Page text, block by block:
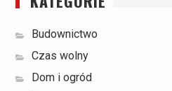
Budownictwo
Czas wolny
Dom i ogród